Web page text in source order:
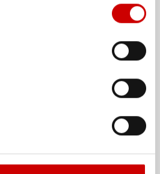
dataskyddsnormer. Genom
du till sådana överföringar. Läs
Bitssats mix 17 delar 1/4"